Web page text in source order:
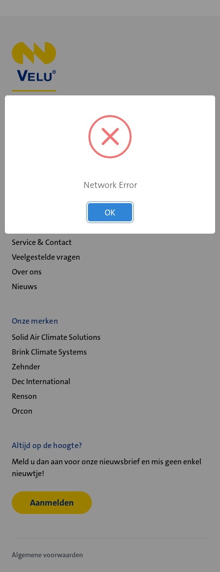
Service & Contact
Veelgestelde vragen
Over ons
Nieuws
Onze merken
Solid Air Climate Solutions
Brink Climate Systems
Zehnder
Dec International
Renson
Orcon
Altijd op de hoogte?
Meld u dan aan voor onze nieuwsbrief en mis geen enkel
nieuwtje!
Aanmelden
Algemene voorwaarden
Network Error
OK